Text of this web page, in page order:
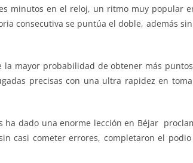
minutos en el reloj, un ritmo muy popular
consecutiva se puntúa el doble, además
la mayor probabilidad de obtener más
precisas con una ultra rapidez en
ha dado una enorme lección en Béjar
casi cometer errores, completaron el